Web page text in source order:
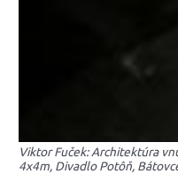
Viktor Fuček: Architektúra
4x4m, Divadlo Potôň,